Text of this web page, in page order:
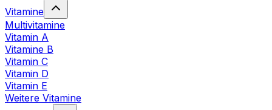
Vitamine
Multivitamine
Vitamin A
Vitamine B
Vitamin C
Vitamin D
Vitamin E
Weitere Vitamine